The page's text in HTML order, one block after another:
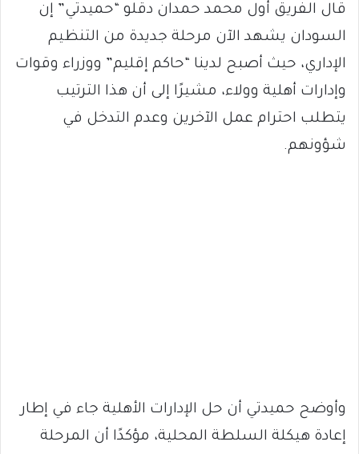
قال الفريق أول محمد حمدان دقلو “حميدتي” إن
السودان يشهد الآن مرحلة جديدة من التنظيم
الإداري، حيث أصبح لدينا “حاكم إقليم” ووزراء وقوات
وإدارات أهلية وولاء، مشيرًا إلى أن هذا الترتيب
يتطلب احترام عمل الآخرين وعدم التدخل في
شؤونهم.
وأوضح حميدتي أن حل الإدارات الأهلية جاء في إطار
إعادة هيكلة السلطة المحلية، مؤكدًا أن المرحلة